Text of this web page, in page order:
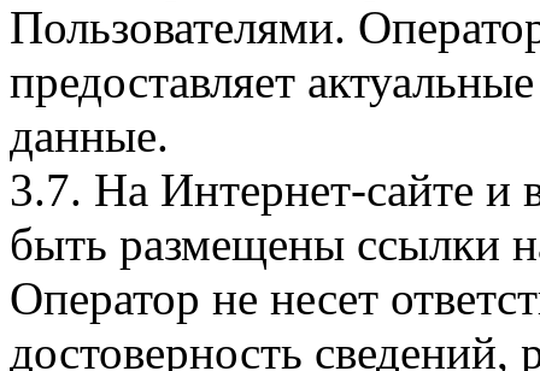
Пользователями.
предоставляет
данные.
3.7. На Интернет-сайте
быть размещены ссылки
Оператор не несет
достоверность